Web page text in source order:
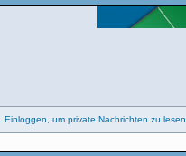
Einloggen, um private Nachrichten zu lesen